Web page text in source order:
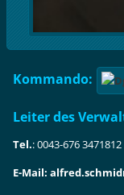
Kommando:
Leiter des
Tel.: 0043-676 3471812
E-Mail: